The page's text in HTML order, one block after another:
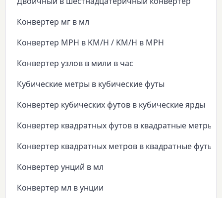
Конвертер мг в мл
Конвертер MPH в KM/H / KM/H в MPH
Конвертер узлов в мили в час
Кубические метры в кубические футы
Конвертер кубических футов в кубические ярды
Конвертер квадратных футов в квадратные метры
Конвертер квадратных метров в квадратные футы
Конвертер унций в мл
Конвертер мл в унции